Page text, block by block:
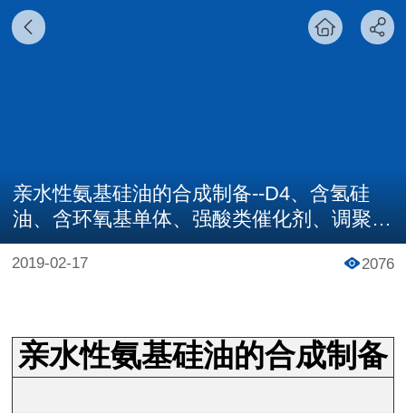
亲水性氨基硅油的合成制备--D4、含氢硅
油、含环氧基单体、强酸类催化剂、调聚剂
和交联剂
2019-02-17 2076
亲水性氨基硅油的合成制备